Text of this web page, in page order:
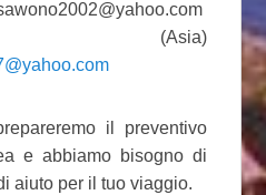
(Asia)
il preventivo
e abbiamo bisogno di
aiuto per il tuo viaggio.